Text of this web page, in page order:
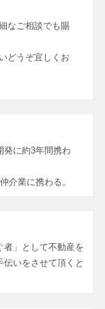
なご相談でも賜
どうぞ宜しくお
発に約3年間携わ
介業に携わる。
者」として不動産を
いをさせて頂くと